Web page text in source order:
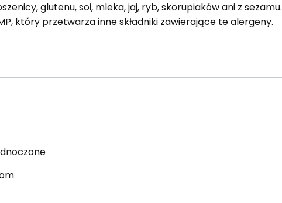
glutenu, soi, mleka, jaj, ryb, skorupiaków ani z sezamu.
który przetwarza inne składniki zawierające te alergeny.